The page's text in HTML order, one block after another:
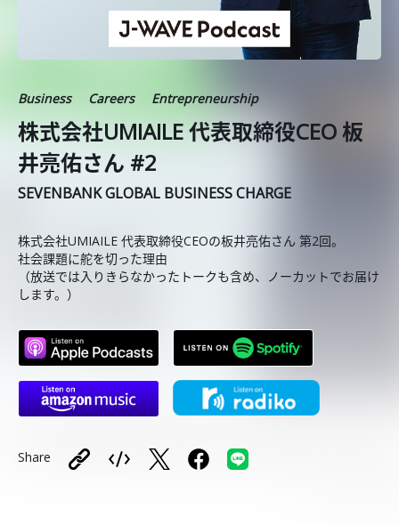
Business Careers Entrepreneurship
株式会社UMIAILE 代表取締役CEO 板
井亮佑さん #2
SEVENBANK GLOBAL BUSINESS CHARGE
株式会社UMIAILE 代表取締役CEOの板井亮佑さん 第2回。
社会課題に舵を切った理由
（放送では入りきらなかったトークも含め、ノーカットでお届け
します。）
Share